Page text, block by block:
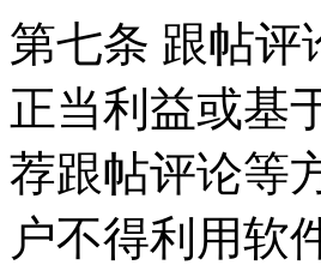
第七条 跟帖评
正当利益或基
荐跟帖评论等
户不得利用软